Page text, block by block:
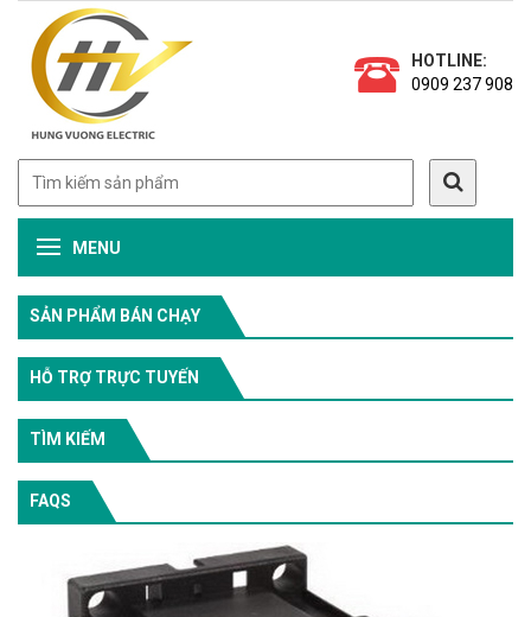
HOTLINE:
0909 237 908
MENU
SẢN PHẨM BÁN CHẠY
HỖ TRỢ TRỰC TUYẾN
TÌM KIẾM
FAQS